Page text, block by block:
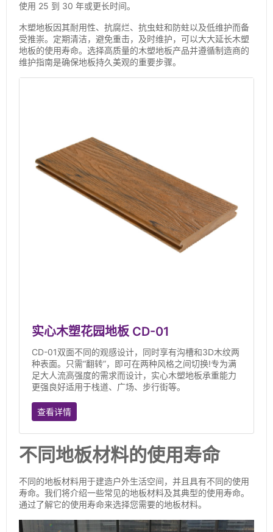
使用 25 到 30 年或更长时间。
木塑地板因其耐用性、抗腐烂、抗虫蛀和防蛀以及低维护而备
受推崇。定期清洁，避免重击，及时维护，可以大大延长木塑
地板的使用寿命。选择高质量的木塑地板产品并遵循制造商的
维护指南是确保地板持久美观的重要步骤。
实心木塑花园地板 CD-01
CD-01双面不同的观感设计，同时享有沟槽和3D木纹两
种表面。只需“翻转”，即可在两种风格之间切换!专为满
足大人流高强度的需求而设计，实心木塑地板承重能力
更强良好适用于栈道、广场、步行街等。
查看详情
不同地板材料的使用寿命
不同的地板材料用于建造户外生活空间，并且具有不同的使用
寿命。我们将介绍一些常见的地板材料及其典型的使用寿命。
通过了解它的使用寿命来选择您需要的地板材料。